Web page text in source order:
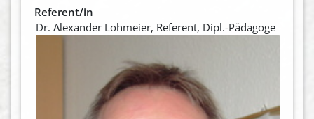
Referent/in
Dr. Alexander Lohmeier, Referent, Dipl.-Pädagoge